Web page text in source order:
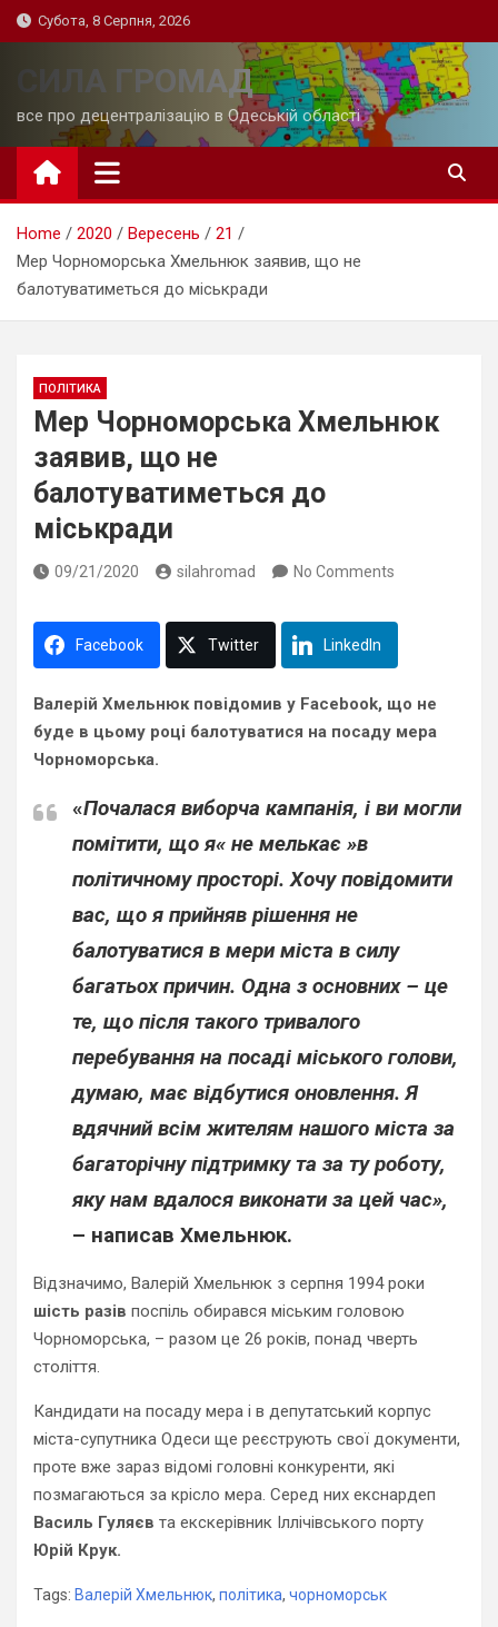
Skip
to
Субота, 8 Серпня, 2026
СИЛА ГРОМАД
все про децентралізацію в Одеській області
Home 2020 Вересень
21
Мер Чорноморська Хмельнюк заявив, що не
балотуватиметься до міськради
ПОЛІТИКА
Мер Чорноморська Хмельнюк
заявив, що не
балотуватиметься до
міськради
09/21/2020 silahromad No Comments
Facebook Twitter LinkedIn
Валерій Хмельнюк повідомив у Facebook, що не
буде в цьому році балотуватися на посаду мера
Чорноморська.
«Почалася виборча кампанія, і ви могли
помітити, що я« не мелькає »в
політичному просторі. Хочу повідомити
вас, що я прийняв рішення не
балотуватися в мери міста в силу
багатьох причин. Одна з основних – це
те, що після такого тривалого
перебування на посаді міського голови,
думаю, має відбутися оновлення. Я
вдячний всім жителям нашого міста за
багаторічну підтримку та за ту роботу,
яку нам вдалося виконати за цей час»,
– написав Хмельнюк.
Відзначимо, Валерій Хмельнюк з серпня 1994 роки
шість разів поспіль обирався міським головою
Чорноморська, – разом це 26 років, понад чверть
століття.
Кандидати на посаду мера і в депутатський корпус
міста-супутника Одеси ще реєструють свої документи,
проте вже зараз відомі головні конкуренти, які
позмагаються за крісло мера. Серед них екснардеп
Василь Гуляєв та екскерівник Іллічівського порту
Юрій Крук.
Tags: Валерій Хмельнюк, політика, чорноморськ